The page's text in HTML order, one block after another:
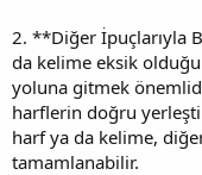
2. **Diğer İpuçlarıyla
da kelime eksik
yoluna gitmek
harflerin doğru
harf ya da kelime,
tamamlanabilir.